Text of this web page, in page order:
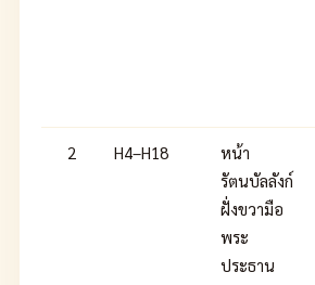
2 H4–H18
หน้า
รัตนบัลลังก์
ฝั่งขวามือ
พระ
ประธาน